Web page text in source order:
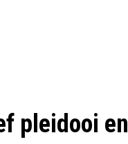
pleidooi en